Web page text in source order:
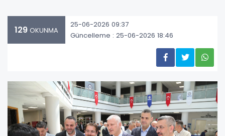
129 OKUNMA
25-06-2026 09:37
Güncelleme : 25-06-2026 18:46